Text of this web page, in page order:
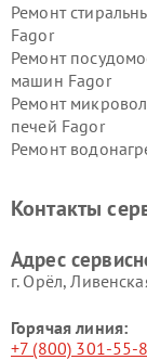
Ремонт
Fagor
Ремонт
машин Fagor
Ремонт
печей Fagor
Ремонт
Контакты
Адрес
г. Орёл,
Горячая линия:
+7 (800) 301-55-